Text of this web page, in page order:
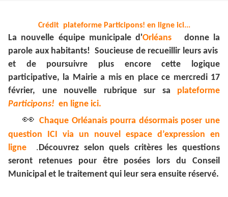
Crédit plateforme Participons! en ligne ici...
La nouvelle équipe municipale d'Orléans donne la
parole aux habitants! Soucieuse de recueillir leurs avis
et de poursuivre plus encore cette logique
participative, la Mairie a mis en place ce mercredi 17
février, une nouvelle rubrique sur sa plateforme
Participons! en ligne ici.
👀Chaque Orléanais pourra désormais poser une
question ICI via un nouvel espace d’expression en
ligne .Découvrez selon quels critères les questions
seront retenues pour être posées lors du Conseil
Municipal et le traitement qui leur sera ensuite réservé.